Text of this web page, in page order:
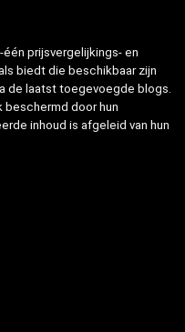
prijsvergelijkings- en
biedt die beschikbaar zijn
de laatst toegevoegde blogs.
door hun
inhoud is afgeleid van hun